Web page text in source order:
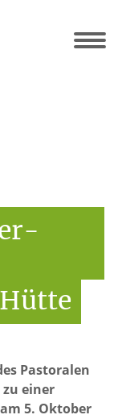
Hütte
Pastoralen
einer
5. Oktober